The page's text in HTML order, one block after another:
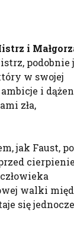
i
podobnie
w swojej
i
zła,
jak Faust,
walki
się